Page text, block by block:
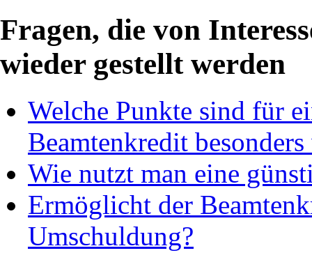
Fragen, die von
wieder gestellt werden
Welche Punkte sind für
Beamtenkredit
Wie nutzt man eine
Ermöglicht der
Umschuldung?